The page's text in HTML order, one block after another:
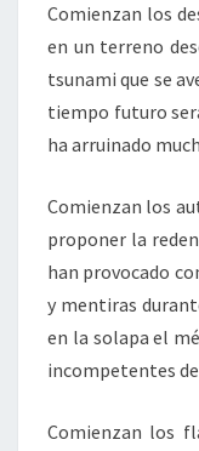
Comienzan los
en un terreno
tsunami que se
tiempo futuro
ha arruinado
Comienzan los
proponer la
han provocado
y mentiras
en la solapa el
incompetentes
Comienzan los